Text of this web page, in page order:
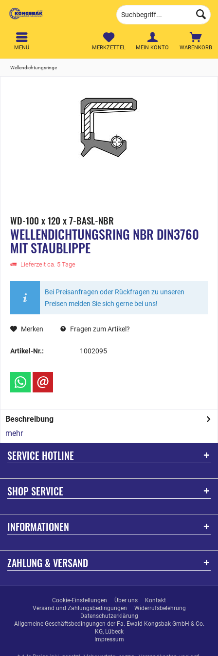
WARENKORB
MERKZETTEL MEIN KONTO
MENÜ
Wellendichtungsringe
WD-100 x 120 x 7-BASL-NBR
WELLENDICHTUNGSRING NBR DIN3760
MIT STAUBLIPPE
Lieferzeit ca. 5 Tage
Bei Preisanfragen oder Rückfragen zu unseren
Preisen melden Sie sich gerne bei uns!
Merken Fragen zum Artikel?
Artikel-Nr.: 1002095
Beschreibung
mehr
SERVICE HOTLINE
SHOP SERVICE
INFORMATIONEN
ZAHLUNG & VERSAND
Cookie-Einstellungen Über uns
Kontakt
Versand und Zahlungsbedingungen
Widerrufsbelehrung
Datenschutzerklärung
Allgemeine Geschäftsbedingungen der Fa. Ewald Kongsbak GmbH & Co.
KG, Lübeck
Impressum